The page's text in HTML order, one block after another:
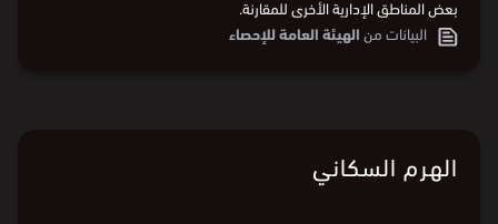
بعض المناطق الإدارية الأخرى للمقارنة.
البيانات منالهيئة العامة للإحصاء
الهرم السكاني